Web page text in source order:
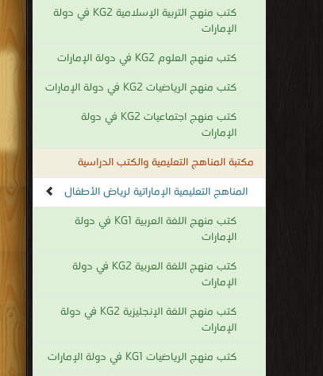
كتب منهج التربية الإسلامية KG2 في دولة
الإمارات
كتب منهج العلوم KG2 في دولة الإمارات
كتب منهج الرياضيات KG2 في دولة الإمارات
كتب منهج اجتماعيات KG2 في دولة
الإمارات
مكتبة المناهج التعليمية والكتب الدراسية
المناهج التعليمية الإماراتية لرياض الأطفال
كتب منهج اللغة العربية KG1 في دولة
الإمارات
كتب منهج اللغة العربية KG2 في دولة
الإمارات
كتب منهج اللغة الإنجليزية KG2 في دولة
الإمارات
كتب منهج الرياضيات KG1 في دولة الإمارات